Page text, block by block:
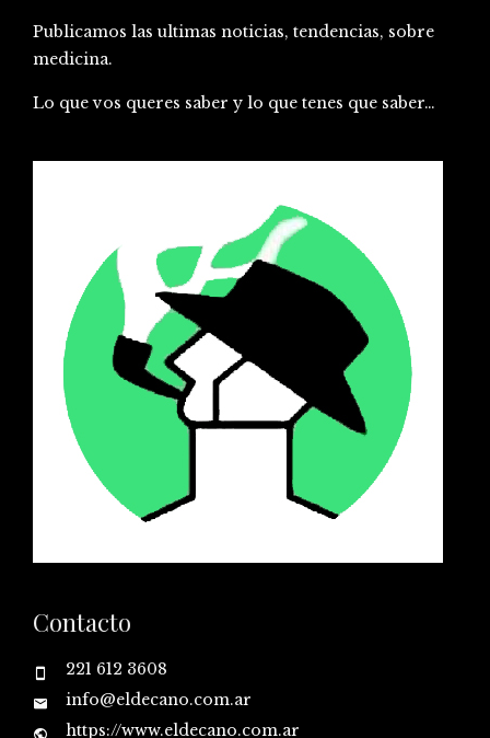
Publicamos las ultimas noticias, tendencias, sobre
medicina.
Lo que vos queres saber y lo que tenes que saber…
Contacto
221 612 3608
info@eldecano.com.ar
https://www.eldecano.com.ar